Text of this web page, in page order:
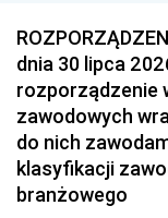
dnia 30 lipca
rozporządzenie
zawodowych
do nich
klasyfikacji
branżowego